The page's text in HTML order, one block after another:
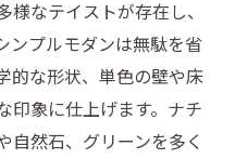
様なテイストが存在し、
ンプルモダンは無駄を省
的な形状、単色の壁や床
印象に仕上げます。ナチ
自然石、グリーンを多く